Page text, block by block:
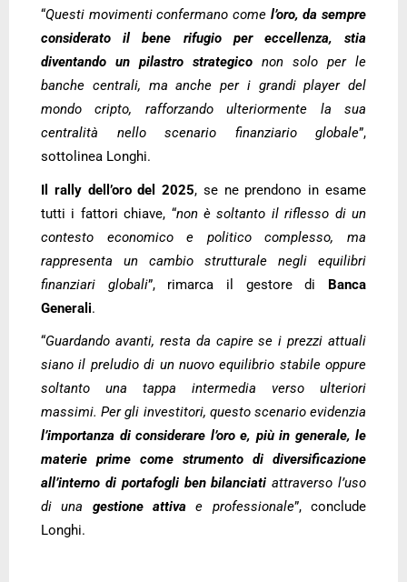
“Questi movimenti confermano come l’oro, da sempre
considerato il bene rifugio per eccellenza, stia
diventando un pilastro strategico non solo per le
banche centrali, ma anche per i grandi player del
mondo cripto, rafforzando ulteriormente la sua
centralità nello scenario finanziario globale”,
sottolinea Longhi.
Il rally dell’oro del 2025, se ne prendono in esame
tutti i fattori chiave, “non è soltanto il riflesso di un
contesto economico e politico complesso, ma
rappresenta un cambio strutturale negli equilibri
finanziari globali”, rimarca il gestore di Banca
Generali.
“Guardando avanti, resta da capire se i prezzi attuali
siano il preludio di un nuovo equilibrio stabile oppure
soltanto una tappa intermedia verso ulteriori
massimi. Per gli investitori, questo scenario evidenzia
l’importanza di considerare l’oro e, più in generale, le
materie prime come strumento di diversificazione
all’interno di portafogli ben bilanciatiattraverso l’uso
di una gestione attiva e professionale”, conclude
Longhi.